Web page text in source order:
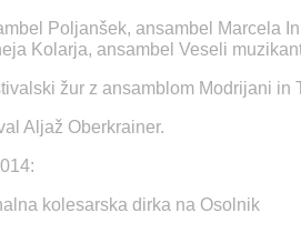
Poljanšek, ansambel Marcela
Kolarja, ansambel Veseli
žur z ansamblom Modrijani in
Aljaž Oberkrainer.
kolesarska dirka na Osolnik